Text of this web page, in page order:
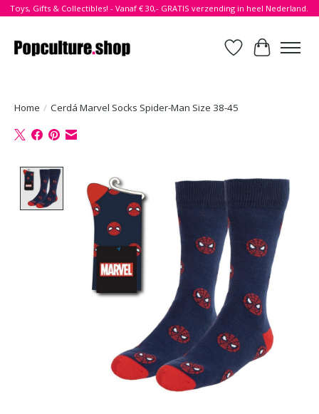
Toys, Gifts & Collectibles! - Vanaf € 30,- GRATIS verzending in heel Nederland.
Verlanglijst
Home / Cerdá Marvel Socks Spider-Man Size 38-45
Product image slideshow Items